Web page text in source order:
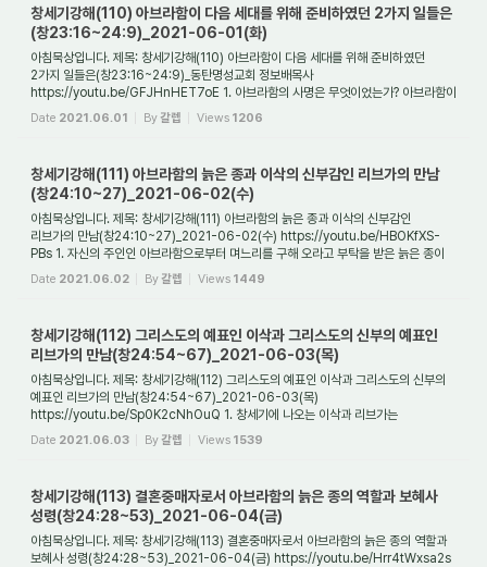
창세기강해(110) 아브라함이 다음 세대를 위해 준비하였던 2가지 일들은
(창23:16~24:9)_2021-06-01(화)
아침묵상입니다. 제목: 창세기강해(110) 아브라함이 다음 세대를 위해 준비하였던
2가지 일들은(창23:16~24:9)_동탄명성교회 정보배목사
https://youtu.be/GFJHnHET7oE 1. 아브라함의 사명은 무엇이었는가? 아브라함이
이 땅에 보내어진 사명은 대체 무엇일까?...
Date 2021.06.01 By갈렙 Views 1206
창세기강해(111) 아브라함의 늙은 종과 이삭의 신부감인 리브가의 만남
(창24:10~27)_2021-06-02(수)
아침묵상입니다. 제목: 창세기강해(111) 아브라함의 늙은 종과 이삭의 신부감인
리브가의 만남(창24:10~27)_2021-06-02(수) https://youtu.be/HBOKfXS-
PBs 1. 자신의 주인인 아브라함으로부터 며느리를 구해 오라고 부탁을 받은 늙은 종이
한 일은 무엇인가? ...
Date 2021.06.02 By갈렙 Views 1449
창세기강해(112) 그리스도의 예표인 이삭과 그리스도의 신부의 예표인
리브가의 만남(창24:54~67)_2021-06-03(목)
아침묵상입니다. 제목: 창세기강해(112) 그리스도의 예표인 이삭과 그리스도의 신부의
예표인 리브가의 만남(창24:54~67)_2021-06-03(목)
https://youtu.be/Sp0K2cNhOuQ 1. 창세기에 나오는 이삭과 리브가는
예표론적으로 누구를 가리키는가? 창세기에 나오는 ...
Date 2021.06.03 By갈렙 Views 1539
창세기강해(113) 결혼중매자로서 아브라함의 늙은 종의 역할과 보혜사
성령(창24:28~53)_2021-06-04(금)
아침묵상입니다. 제목: 창세기강해(113) 결혼중매자로서 아브라함의 늙은 종의 역할과
보혜사 성령(창24:28~53)_2021-06-04(금) https://youtu.be/Hrr4tWxsa2s